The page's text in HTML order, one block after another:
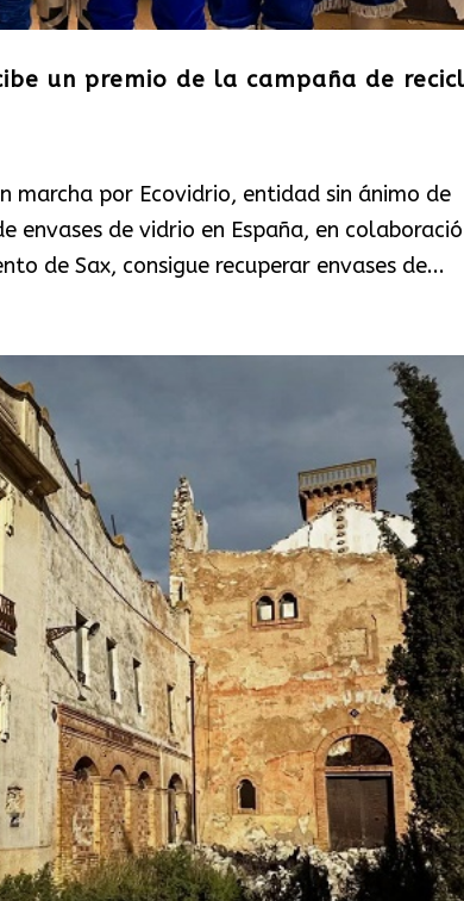
un premio de la campaña de
marcha por Ecovidrio, entidad sin ánimo de
de vidrio en España, en
de Sax, consigue recuperar envases de...